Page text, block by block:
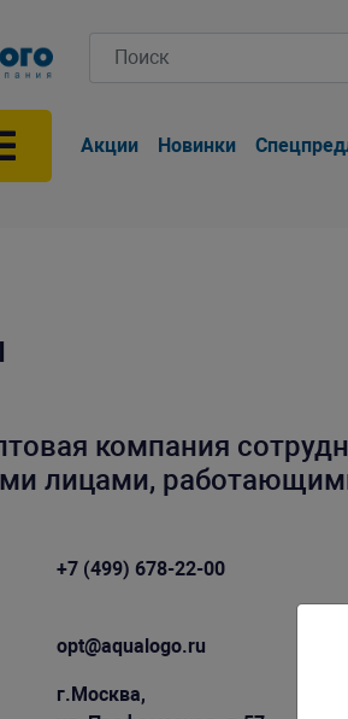
Акции Новинки
компания
лицами,
+7 (499) 678-22-00
opt@aqualogo.ru
г.Москва,